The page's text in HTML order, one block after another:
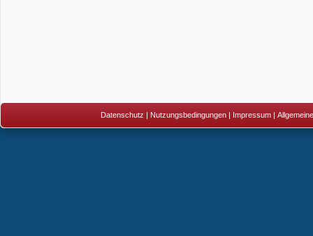
Datenschutz | Nutzungsbedingungen| Impressum|